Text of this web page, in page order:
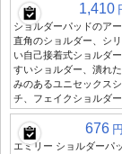
1,410
ショルダーパッドのアー
直角のショルダー、シ
い自己接着式ショルダ
すいショルダー、潰れ
みのあるユニセックス
チ、フェイクショルダー
676 円
エミリー ショルダーパ